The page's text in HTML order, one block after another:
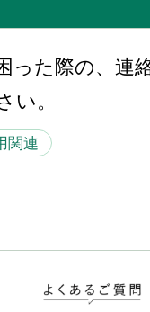
った際の、連
い。
関連